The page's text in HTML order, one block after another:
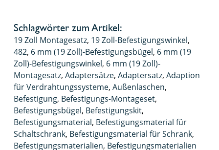
Schlagwörter zum Artikel:
19 Zoll Montagesatz, 19 Zoll-Befestigungswinkel,
482, 6 mm (19 Zoll)-Befestigungsbügel, 6 mm (19
Zoll)-Befestigungswinkel, 6 mm (19 Zoll)-
Montagesatz, Adaptersätze, Adaptersatz, Adaption
für Verdrahtungssysteme, Außenlaschen,
Befestigung, Befestigungs-Montageset,
Befestigungsbügel, Befestigungskit,
Befestigungsmaterial, Befestigungsmaterial für
Schaltschrank, Befestigungsmaterial für Schrank,
Befestigungsmaterialien, Befestigungsmaterialien